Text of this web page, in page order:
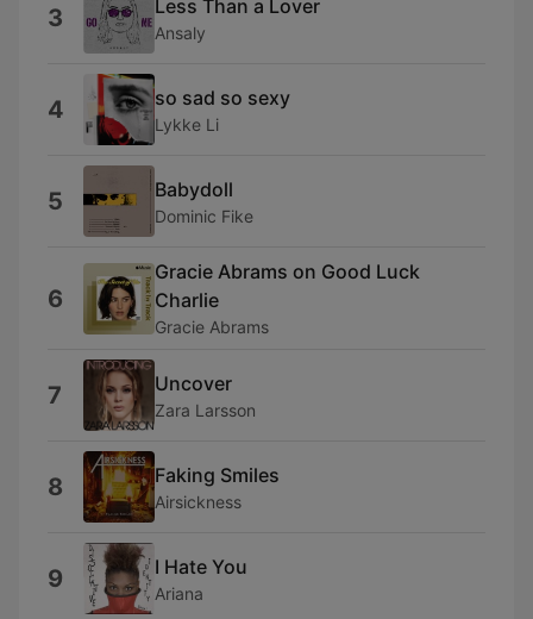
3 Less Than a Lover
Ansaly
4 so sad so sexy
Lykke Li
5 Babydoll
Dominic Fike
6
Gracie Abrams on Good Luck
Charlie
Gracie Abrams
7 Uncover
Zara Larsson
8 Faking Smiles
Airsickness
9 I Hate You
Ariana